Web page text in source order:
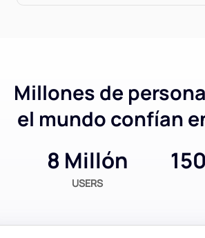
Millones de
el mundo confían
8 Millón
USERS